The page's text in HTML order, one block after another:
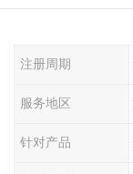
注册周期
服务地区
针对产品